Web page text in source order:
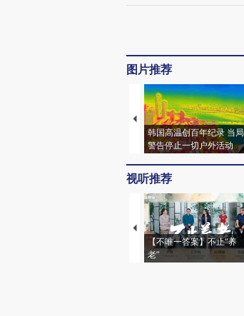
图片推荐
韩国高温创百年纪录 当局
警告停止一切户外活动
视听推荐
【不唯一答案】不止“养
老”